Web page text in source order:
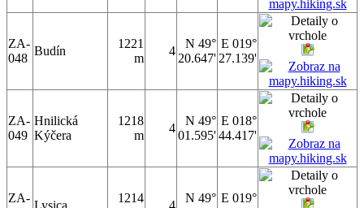
ZA-
048
Budín
1221
m
4
N 49°
20.647'
E 019°
27.139'
ZA-
049
Hnilická
Kýčera
1218
m
4
N 49°
01.595'
E 018°
44.417'
ZA-
Lysica
1214
4
N 49° E 019°